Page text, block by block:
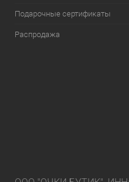
Подарочные сертификаты
Распродажа